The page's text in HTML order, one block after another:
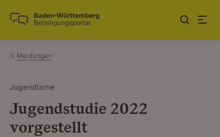
Zum Inhalt springen
Link zur Startseite
Meldungen
Jugendliche
Jugendstudie 2022
vorgestellt